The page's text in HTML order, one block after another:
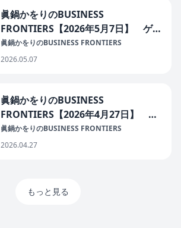
眞鍋かをりのBUSINESS
FRONTIERS【2026年5月7日】 ゲス
ト： 医療法人白水会 栗原眼科病院 院
長 栗原秀行さん
眞鍋かをりのBUSINESS FRONTIERS
2026.05.07
眞鍋かをりのBUSINESS
FRONTIERS【2026年4月27日】 ゲ
スト： 株式会社アイスタ 代表者 穐
山泰郎さん
眞鍋かをりのBUSINESS FRONTIERS
2026.04.27
もっと見る